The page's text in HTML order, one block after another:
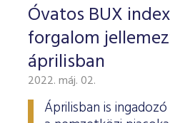
Óvatos BUX
forgalom
áprilisban
2022. máj. 02.
Áprilisban is